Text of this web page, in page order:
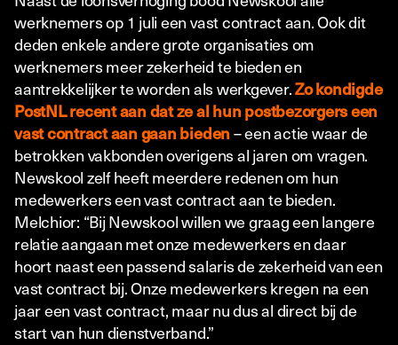
werknemers op 1 juli een vast contract aan. Ook dit
deden enkele andere grote organisaties om
werknemers meer zekerheid te bieden en
aantrekkelijker te worden als werkgever.Zo kondigde
PostNL recent aan dat ze al hun postbezorgers een
vast contract aan gaan bieden– een actie waar de
betrokken vakbonden overigens al jaren om vragen.
Newskool zelf heeft meerdere redenen om hun
medewerkers een vast contract aan te bieden.
Melchior: “Bij Newskool willen we graag een langere
relatie aangaan met onze medewerkers en daar
hoort naast een passend salaris de zekerheid van een
vast contract bij. Onze medewerkers kregen na een
jaar een vast contract, maar nu dus al direct bij de
start van hun dienstverband.”